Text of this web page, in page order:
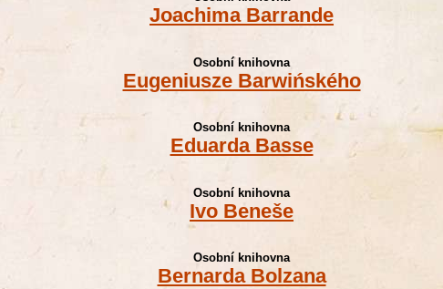
Joachima Barrande
Osobní knihovna
Eugeniusze Barwińského
Osobní knihovna
Eduarda Basse
Osobní knihovna
Ivo Beneše
Osobní knihovna
Bernarda Bolzana